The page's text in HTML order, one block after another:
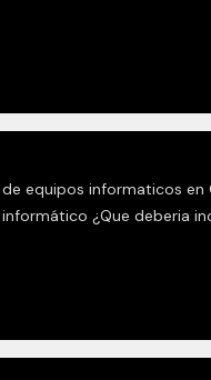
equipos informaticos en
¿Que deberia